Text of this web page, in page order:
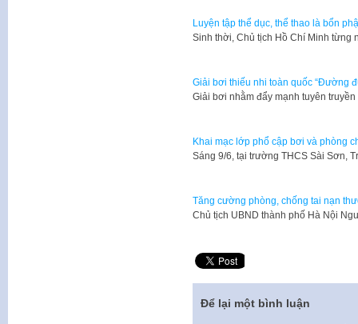
Luyện tập thể dục, thể thao là bổn
Sinh thời, Chủ tịch Hồ Chí Minh từng
Giải bơi thiếu nhi toàn quốc “Đường
Giải bơi nhằm đẩy mạnh tuyên
Khai mạc lớp phổ cập bơi và phòng
Sáng 9/6, tại trường THCS Sài Sơn,
Tăng cường phòng, chống tai nạn
Chủ tịch UBND thành phố Hà Nội
Để lại một bình luận